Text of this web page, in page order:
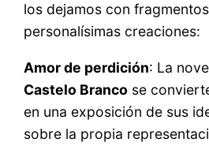
los dejamos con
personalísimas creaciones:
Amor de perdición: La
Castelo Branco se
en una exposición de sus
sobre la propia